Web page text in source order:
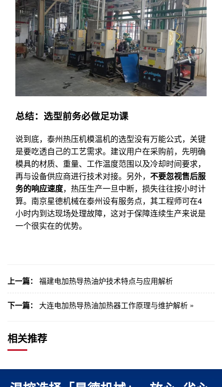
总结：选型前务必做足功课
说到底，泰州热压机模温机的选型没有万能公式，关键
是要吃透自己的工艺需求。建议用户在采购前，先明确
模具的材质、重量、工作温度范围以及冷却时间要求，
再与设备供应商进行技术对接。另外， 不要忽视售后服
务的响应速度，热压生产一旦中断，损失往往按小时计
算。南京星德机械在泰州设有服务点，其工程师可在4
小时内到达现场处理故障，这对于保障连续生产来说是
一个很实在的优势。
上一篇： 福建电加热导热油炉技术特点与应用解析
下一篇： 大连电加热导热油加热器工作原理与维护解析 »
相关推荐